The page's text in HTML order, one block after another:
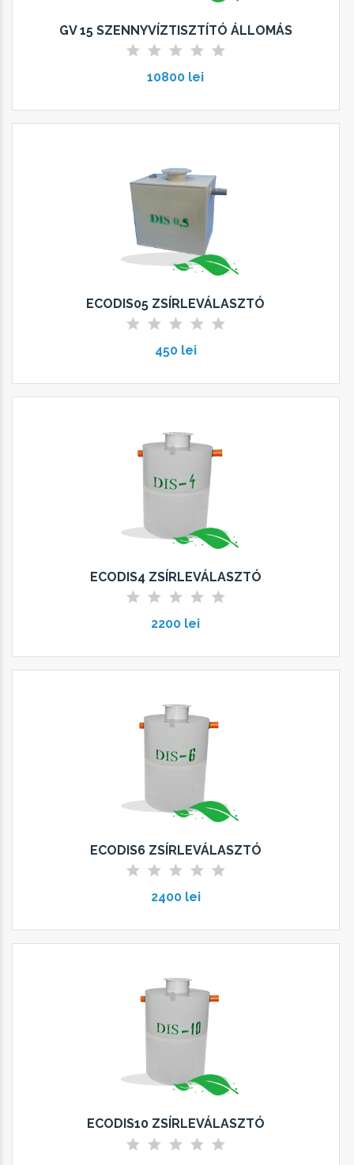
GV 15 SZENNYVÍZTISZTÍTÓ ÁLLOMÁS
10800 lei
ECODIS05 ZSÍRLEVÁLASZTÓ
450 lei
ECODIS4 ZSÍRLEVÁLASZTÓ
2200 lei
ECODIS6 ZSÍRLEVÁLASZTÓ
2400 lei
ECODIS10 ZSÍRLEVÁLASZTÓ